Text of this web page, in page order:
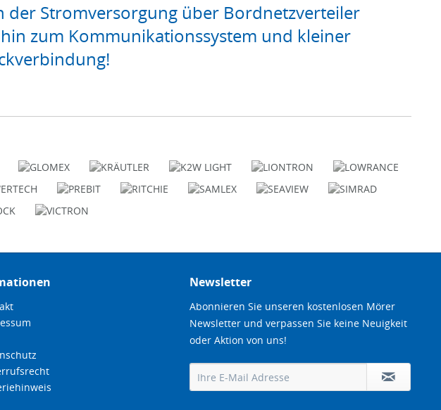
der Stromversorgung über Bordnetzverteiler
zum Kommunikationssystem und kleiner
Newsletter
Abonnieren Sie unseren kostenlosen Mörer
Newsletter und verpassen Sie keine Neuigkeit
oder Aktion von uns!